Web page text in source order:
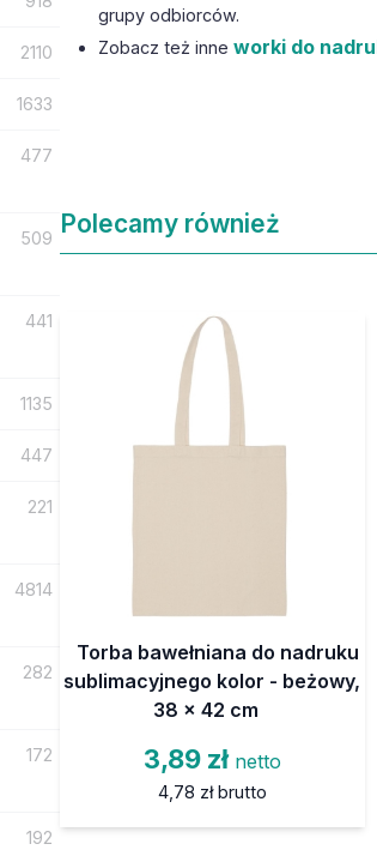
2110
1633
477
509
441
1135
447
221
4814
282
172
192
grupy odbiorców.
Zobacz też inne worki do
Polecamy również
Torba bawełniana do nadruku
sublimacyjnego kolor - beżowy,
38 x 42 cm
3,89 zł netto
4,78 zł brutto